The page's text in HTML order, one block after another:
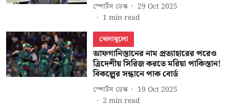
স্পোর্টস ডেস্ক
29 Oct 2025
1 min read
খেলাধুলো
আফগানিস্তানের নাম প্রত্যাহারের পরেও
ত্রিদেশীয় সিরিজ করতে মরিয়া পাকিস্তান!
বিকল্পের সন্ধানে পাক বোর্ড
স্পোর্টস ডেস্ক
19 Oct 2025
2 min read